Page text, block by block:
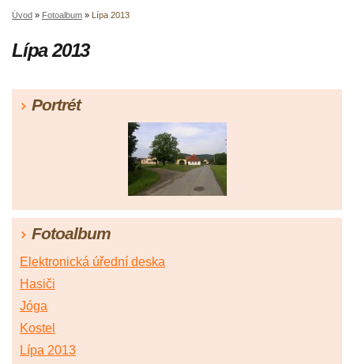
Úvod » Fotoalbum » Lípa 2013
Lípa 2013
Portrét
Fotoalbum
Elektronická úřední deska
Hasiči
Jóga
Kostel
Lípa 2013